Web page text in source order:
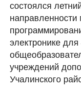
состоялся
направленности
электронике
учреждений
Учалинского